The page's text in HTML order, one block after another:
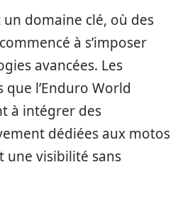
domaine clé, où des
à s’imposer
avancées. Les
l’Enduro World
à intégrer des
dédiées aux motos
une visibilité sans